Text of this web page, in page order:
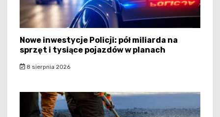
Nowe inwestycje Policji: pół miliarda na
sprzęt i tysiące pojazdów w planach
8 sierpnia 2026